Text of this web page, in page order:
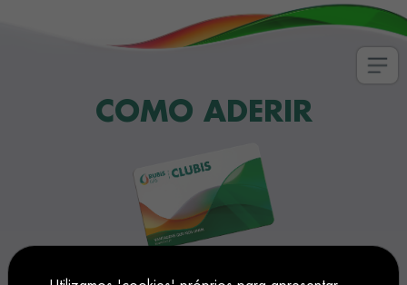
PARCEIROS CLUBIS
COMO ADERIR